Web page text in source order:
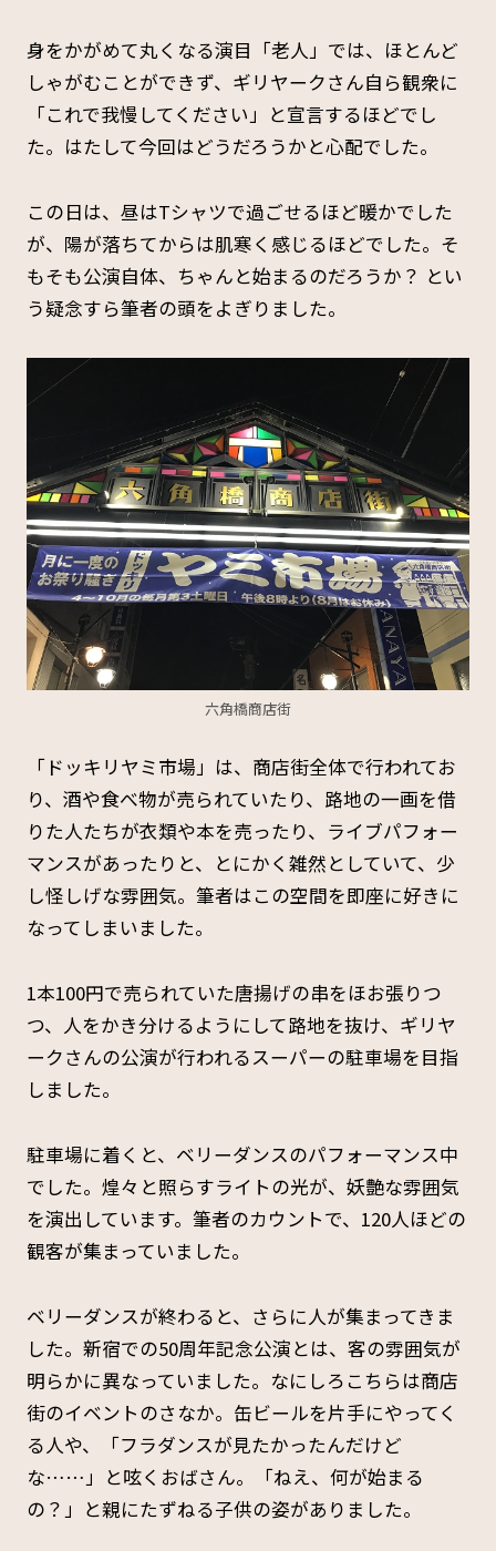
身をかがめて丸くなる演目「老人」では、ほとんど
しゃがむことができず、ギリヤークさん自ら観衆に
「これで我慢してください」と宣言するほどでし
た。はたして今回はどうだろうかと心配でした。
この日は、昼はTシャツで過ごせるほど暖かでした
が、陽が落ちてからは肌寒く感じるほどでした。そ
もそも公演自体、ちゃんと始まるのだろうか？ とい
う疑念すら筆者の頭をよぎりました。
六角橋商店街
「ドッキリヤミ市場」は、商店街全体で行われてお
り、酒や食べ物が売られていたり、路地の一画を借
りた人たちが衣類や本を売ったり、ライブパフォー
マンスがあったりと、とにかく雑然としていて、少
し怪しげな雰囲気。筆者はこの空間を即座に好きに
なってしまいました。
1本100円で売られていた唐揚げの串をほお張りつ
つ、人をかき分けるようにして路地を抜け、ギリヤ
ークさんの公演が行われるスーパーの駐車場を目指
しました。
駐車場に着くと、ベリーダンスのパフォーマンス中
でした。煌々と照らすライトの光が、妖艶な雰囲気
を演出しています。筆者のカウントで、120人ほどの
観客が集まっていました。
ベリーダンスが終わると、さらに人が集まってきま
した。新宿での50周年記念公演とは、客の雰囲気が
明らかに異なっていました。なにしろこちらは商店
街のイベントのさなか。缶ビールを片手にやってく
る人や、「フラダンスが見たかったんだけど
な……」と呟くおばさん。「ねえ、何が始まる
の？」と親にたずねる子供の姿がありました。